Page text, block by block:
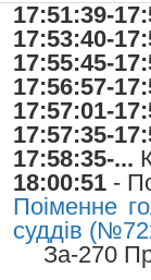
17:51:39-
17:53:40-
17:55:45-
17:56:57-
17:57:01-
17:57:35-
17:58:35-...
18:00:51 -
Поіменне
суддів
За-270